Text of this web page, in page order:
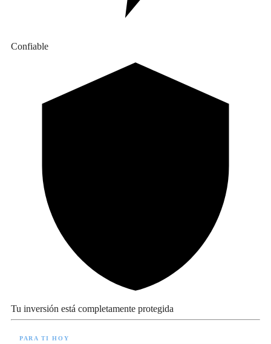
Confiable
Tu inversión está completamente protegida
PARA TI HOY